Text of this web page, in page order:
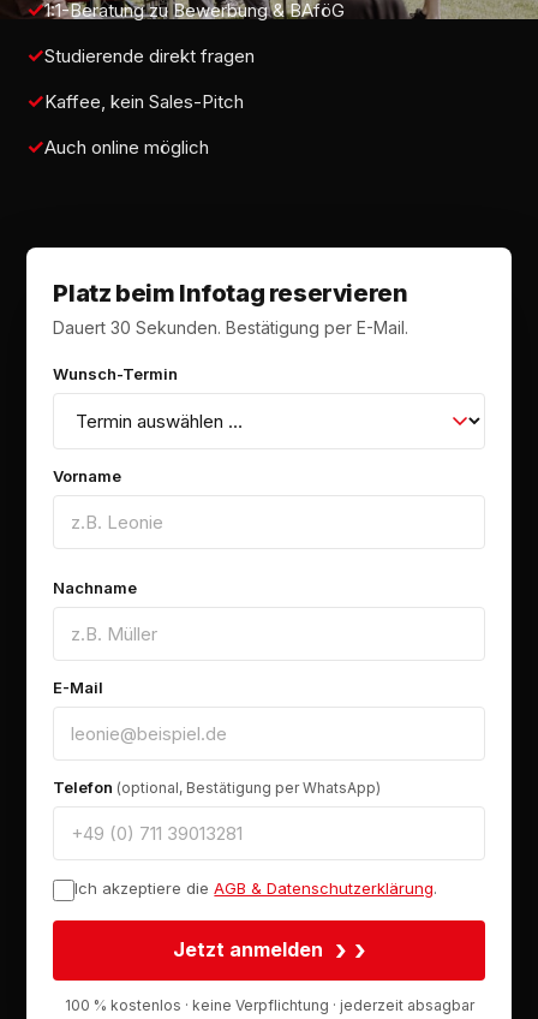
1:1-Beratung zu Bewerbung & BAföG
Studierende direkt fragen
Kaffee, kein Sales-Pitch
Auch online möglich
Platz beim Infotag reservieren
Dauert 30 Sekunden. Bestätigung per E-Mail.
Wunsch-Termin
Vorname
Nachname
E-Mail
Telefon (optional, Bestätigung per WhatsApp)
Ich akzeptiere die AGB & Datenschutzerklärung.
Jetzt anmelden ›
100 % kostenlos · keine Verpflichtung · jederzeit absagbar